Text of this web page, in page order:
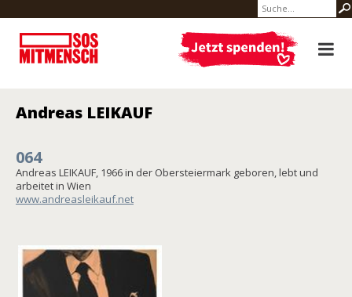
Andreas LEIKAUF
064
Andreas LEIKAUF, 1966 in der Obersteiermark geboren, lebt und
arbeitet in Wien
www.andreasleikauf.net